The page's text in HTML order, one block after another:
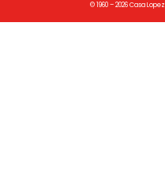
© 1960 – 2026 Casa